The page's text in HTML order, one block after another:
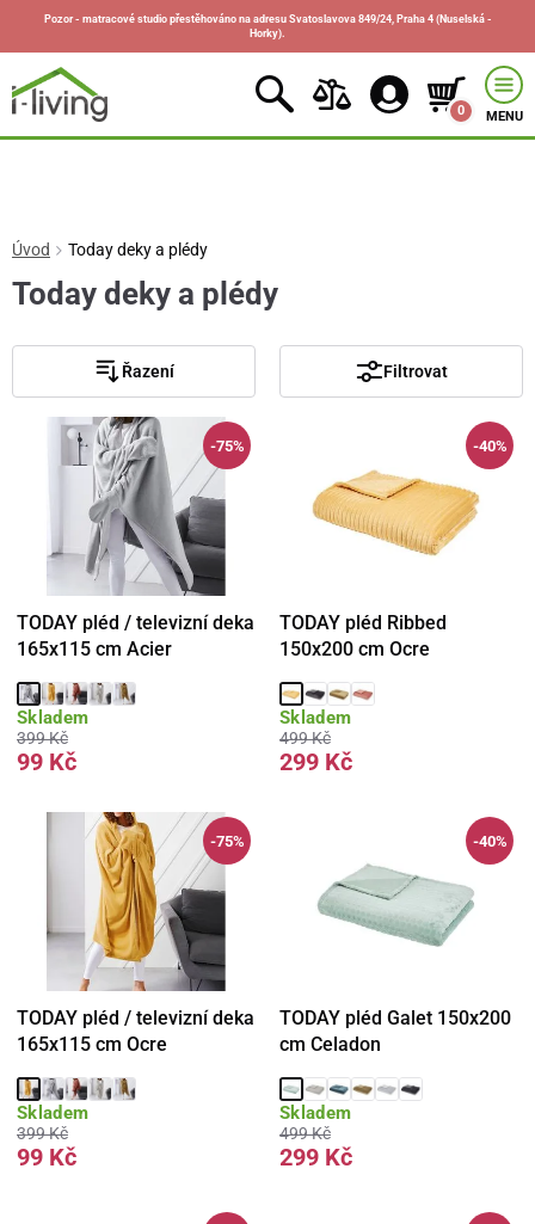
Pozor - matracové studio přestěhováno na adresu Svatoslavova 849/24, Praha 4 (Nuselská -
Horky).
0 MENU
Úvod Today deky a plédy
Today deky a plédy
Řazení Filtrovat
-75%
TODAY pléd / televizní deka
165x115 cm Acier
Skladem
399 Kč
99 Kč
-40%
TODAY pléd Ribbed
150x200 cm Ocre
Skladem
499 Kč
299 Kč
-75%
TODAY pléd / televizní deka
165x115 cm Ocre
Skladem
399 Kč
99 Kč
-40%
TODAY pléd Galet 150x200
cm Celadon
Skladem
499 Kč
299 Kč